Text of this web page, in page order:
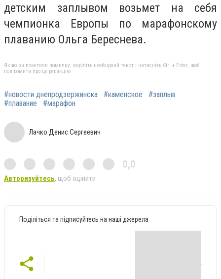
детским заплывом возьмет на себя
чемпионка Европы по марафонскому
плаванию Ольга Береснева.
Якщо ви помітили помилку, виділіть необхідний текст і натисніть Ctrl + Enter, щоб
повідомити про це редакцію
#новости днепродзержинска #каменское
#заплыв
#плавание
#марафон
Лачко Денис Сергеевич
0,0
Авторизуйтесь, щоб оцінити
Поділіться та підписуйтесь на наші джерела